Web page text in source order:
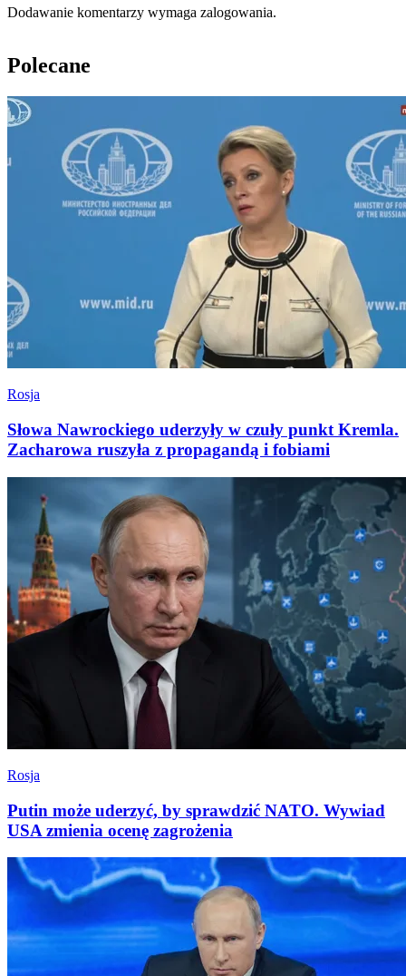
Dodawanie komentarzy wymaga zalogowania.
Polecane
Rosja
Słowa Nawrockiego uderzyły w czuły punkt Kremla.
Zacharowa ruszyła z propagandą i fobiami
Rosja
Putin może uderzyć, by sprawdzić NATO. Wywiad
USA zmienia ocenę zagrożenia